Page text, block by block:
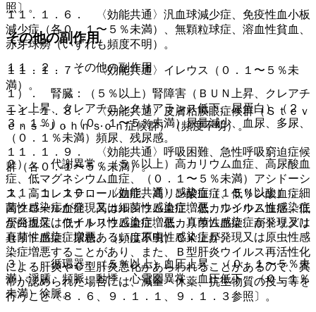
照〕。
その他の副作用
１１．２． その他の副作用
１）． 腎臓：（５％以上）腎障害（ＢＵＮ上昇、クレアチ
ニン上昇、クレアチニンクリアランス低下、尿蛋白）（２
３．１％）、（０．１〜５％未満）尿量減少、血尿、多尿、
（０．１％未満）頻尿、残尿感。
２）． 代謝異常：（５％以上）高カリウム血症、高尿酸血
症、低マグネシウム血症、（０．１〜５％未満）アシドーシ
ス、高コレステロール血症、高リン酸血症、低リン酸血症、
高クロール血症、高カルシウム血症、低カルシウム血症、低
蛋白血症、低ナトリウム血症、低カリウム血症、高トリグリ
セリド血症、尿糖、（頻度不明）ＣＫ上昇。
３）． 循環器：（５％以上）血圧上昇、（０．１〜５％未
満）浮腫、頻脈、動悸、心電図異常、血圧低下、（０．１％
未満）徐脈。
１１．１．６． 〈効能共通〉汎血球減少症、免疫性血小板
減少症（各０．１〜５％未満）、無顆粒球症、溶血性貧血、
赤芽球癆（いずれも頻度不明）。
１１．１．７． 〈効能共通〉イレウス（０．１〜５％未
満）。
１１．１．８． 〈効能共通〉皮膚粘膜眼症候群（Ｓｔｅｖ
ｅｎｓ−Ｊｏｈｎｓｏｎ症候群）（頻度不明）。
１１．１．９． 〈効能共通〉呼吸困難、急性呼吸窮迫症候
群（各０．１〜５％未満）。
１１．１．１０． 〈効能共通〉感染症（１５％以上）：細
菌性感染症が発現又は細菌性感染症増悪、ウイルス性感染症
が発現又はウイルス性感染症増悪、真菌性感染症が発現又は
真菌性感染症増悪あるいは原虫性感染症が発現又は原虫性感
染症増悪することがあり、また、Ｂ型肝炎ウイルス再活性化
による肝炎やＣ型肝炎悪化があらわれることがあるので、異
常が認められた場合には、減量・休薬、抗生物質の投与等を
行うこと〔８．６、９．１．１、９．１．３参照〕。